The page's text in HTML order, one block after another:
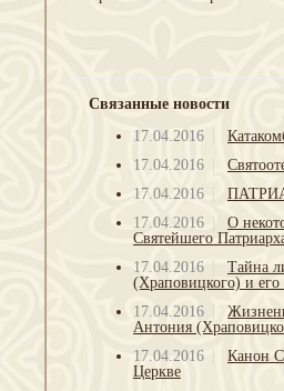
Связанные новости
17.04.2016
17.04.2016
17.04.2016
17.04.2016
О
Святейшего
17.04.2016
Тайна
(Храповицкого) и его
17.04.2016
Антония
17.04.2016
Канон
Церкве